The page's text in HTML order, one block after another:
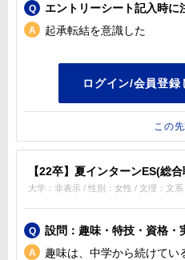
エントリーシート記入時に
起承転結を意識した
この
【22卒】夏インターンES(総合
大学：非表示 / 性別：女性 / 文理：文系
設問：趣味・特技・資格・
趣味は、中学から続けてい